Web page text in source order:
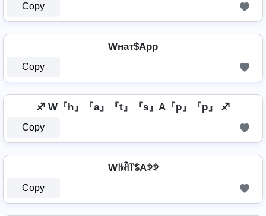
Copy
Wнат$App
Copy
♐ W『h』『a』『t』『s』A『p』『p』 ♐
Copy
Wꑛꋫ꓅ꌚAꉣꉣ
Copy